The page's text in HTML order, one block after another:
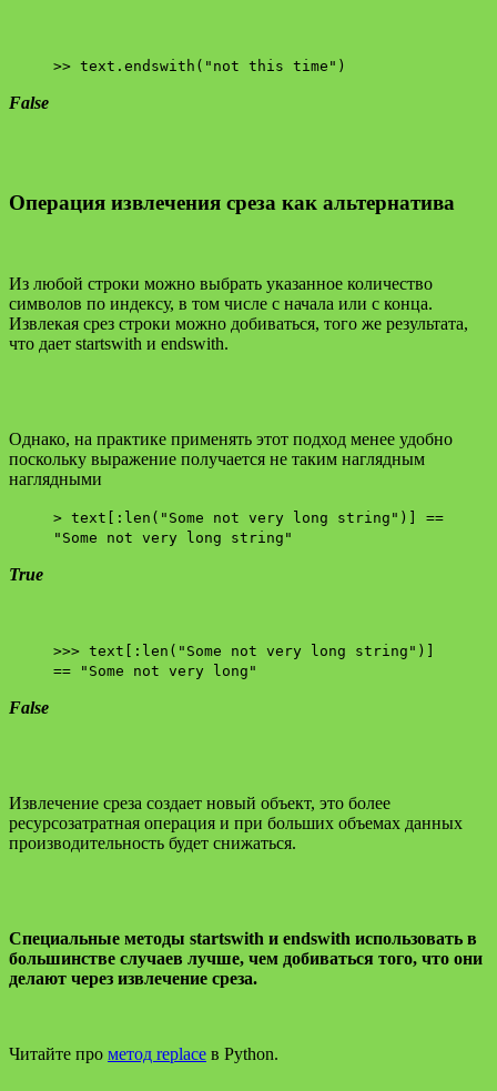
>> text.endswith("not this time")
False
Операция извлечения среза как альтернатива
Из любой строки можно выбрать указанное количество
символов по индексу, в том числе с начала или с конца.
Извлекая срез строки можно добиваться, того же результата,
что дает startswith и endswith.
Однако, на практике применять этот подход менее удобно
поскольку выражение получается не таким наглядным
наглядными
> text[:len("Some not very long string")] ==
"Some not very long string"
True
>>> text[:len("Some not very long string")]
== "Some not very long"
False
Извлечение среза создает новый объект, это более
ресурсозатратная операция и при больших объемах данных
производительность будет снижаться.
Специальные методы startswith и endswith использовать в
большинстве случаев лучше, чем добиваться того, что они
делают через извлечение среза.
Читайте про метод replace в Python.